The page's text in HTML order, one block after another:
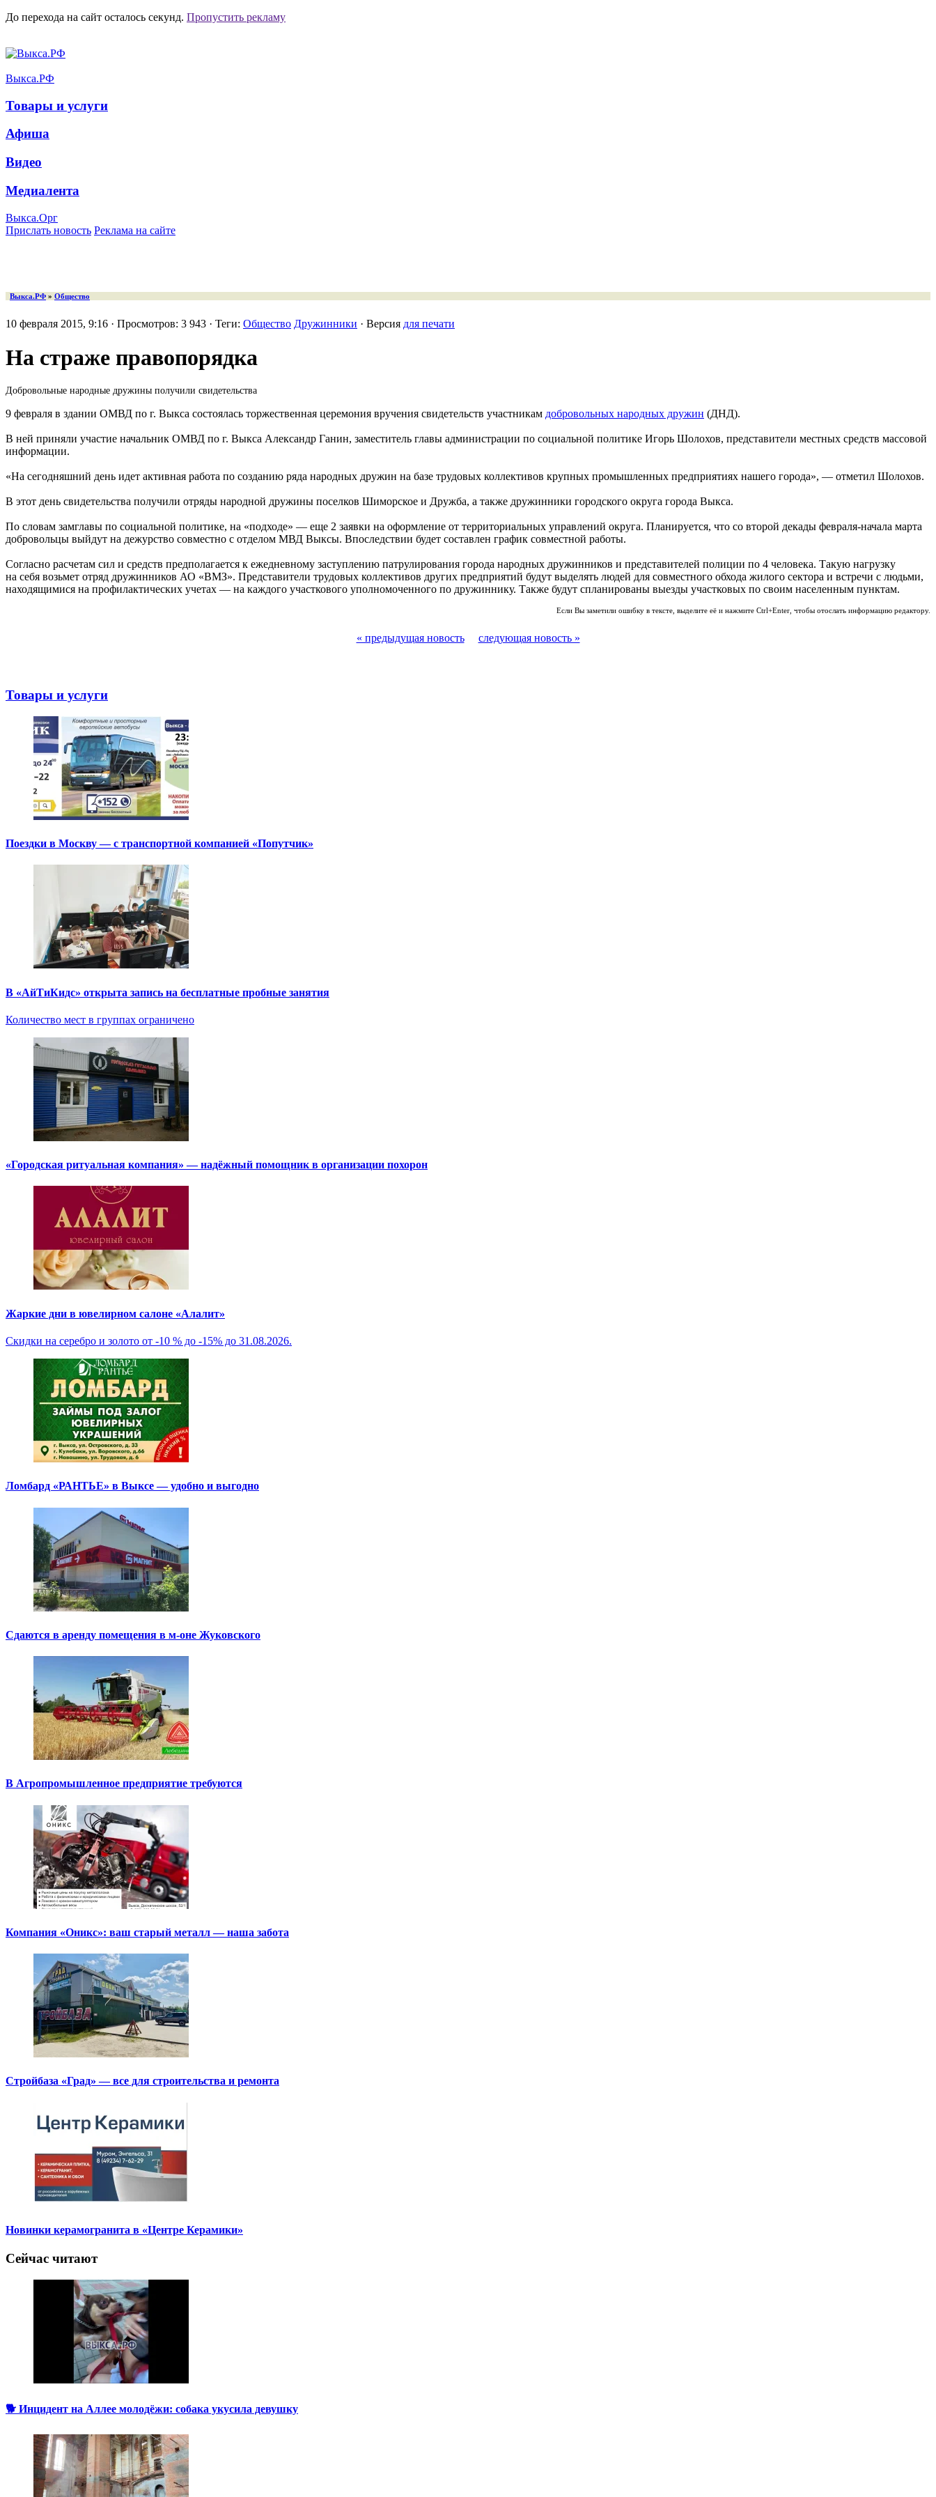
До перехода на сайт осталось секунд. Пропустить рекламу
Выкса.РФ
Товары и услуги
Афиша
Видео
Медиалента
Выкса.Орг
Прислать новость Реклама на сайте
Выкса.РФ » Общество
10 февраля 2015, 9:16 · Просмотров: 3 943 · Теги: Общество Дружинники · Версия для печати
На страже правопорядка
Добровольные народные дружины получили свидетельства
9 февраля в здании ОМВД по г. Выкса состоялась торжественная церемония вручения свидетельств участникам добровольных народных дружин (ДНД).
В ней приняли участие начальник ОМВД по г. Выкса Александр Ганин, заместитель главы администрации по социальной политике Игорь Шолохов, представители местных средств массовой
информации.
«На сегодняшний день идет активная работа по созданию ряда народных дружин на базе трудовых коллективов крупных промышленных предприятиях нашего города», — отметил Шолохов.
В этот день свидетельства получили отряды народной дружины поселков Шиморское и Дружба, а также дружинники городского округа города Выкса.
По словам замглавы по социальной политике, на «подходе» — еще 2 заявки на оформление от территориальных управлений округа. Планируется, что со второй декады февраля-начала марта
добровольцы выйдут на дежурство совместно с отделом МВД Выксы. Впоследствии будет составлен график совместной работы.
Согласно расчетам сил и средств предполагается к ежедневному заступлению патрулирования города народных дружинников и представителей полиции по 4 человека. Такую нагрузку
на себя возьмет отряд дружинников АО «ВМЗ». Представители трудовых коллективов других предприятий будут выделять людей для совместного обхода жилого сектора и встречи с людьми,
находящимися на профилактических учетах — на каждого участкового уполномоченного по дружиннику. Также будут спланированы выезды участковых по своим населенным пунктам.
Если Вы заметили ошибку в тексте, выделите её и нажмите Ctrl+Enter, чтобы отослать информацию редактору.
« предыдущая новость следующая новость »
Товары и услуги
Поездки в Москву — с транспортной компанией «Попутчик»
В «АйТиКидс» открыта запись на бесплатные пробные занятия
Количество мест в группах ограничено
«Городская ритуальная компания» — надёжный помощник в организации похорон
Жаркие дни в ювелирном салоне «Алалит»
Скидки на серебро и золото от -10 % до -15% до 31.08.2026.
Ломбард «РАНТЬЕ» в Выксе — удобно и выгодно
Сдаются в аренду помещения в м-оне Жуковского
В Агропромышленное предприятие требуются
Компания «Оникс»: ваш старый металл — наша забота
Стройбаза «Град» — все для строительства и ремонта
Новинки керамогранита в «Центре Керамики»
Сейчас читают
🐕 Инцидент на Аллее молодёжи: собака укусила девушку